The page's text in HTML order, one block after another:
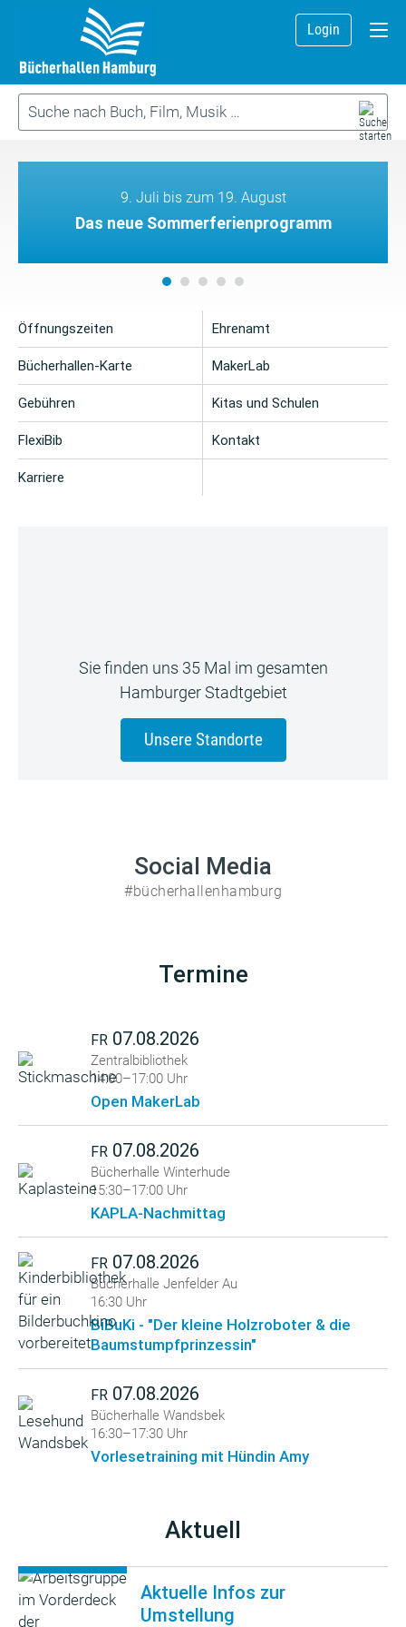
Login
9. Juli bis zum 19. August
Das neue Sommerferienprogramm
Öffnungszeiten
Bücherhallen-Karte
Gebühren
FlexiBib
Karriere
Ehrenamt
MakerLab
Kitas und Schulen
Kontakt
Sie finden uns 35 Mal im gesamten
Hamburger Stadtgebiet
Unsere Standorte
Social Media
#bücherhallenhamburg
Termine
FR 07.08.2026
Zentralbibliothek
14:00–17:00 Uhr
Open MakerLab
FR 07.08.2026
Bücherhalle Winterhude
15:30–17:00 Uhr
KAPLA-Nachmittag
FR 07.08.2026
Bücherhalle Jenfelder Au
16:30 Uhr
BiBuKi - "Der kleine Holzroboter & die
Baumstumpfprinzessin"
FR 07.08.2026
Bücherhalle Wandsbek
16:30–17:30 Uhr
Vorlesetraining mit Hündin Amy
Aktuell
Aktuelle Infos zur
Umstellung